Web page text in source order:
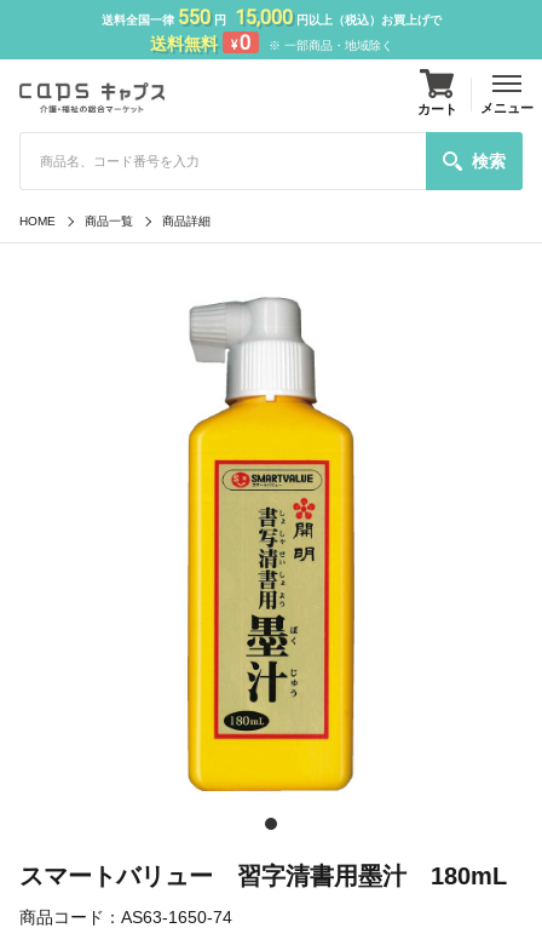
送料全国一律 550円 15,000円以上（税込）お買上げで
送料無料 ¥0 ※ 一部商品・地域除く
検索
カート メニュー
HOME 商品一覧 商品詳細
スマートバリュー 習字清書用墨汁 180mL
商品コード： AS63-1650-74